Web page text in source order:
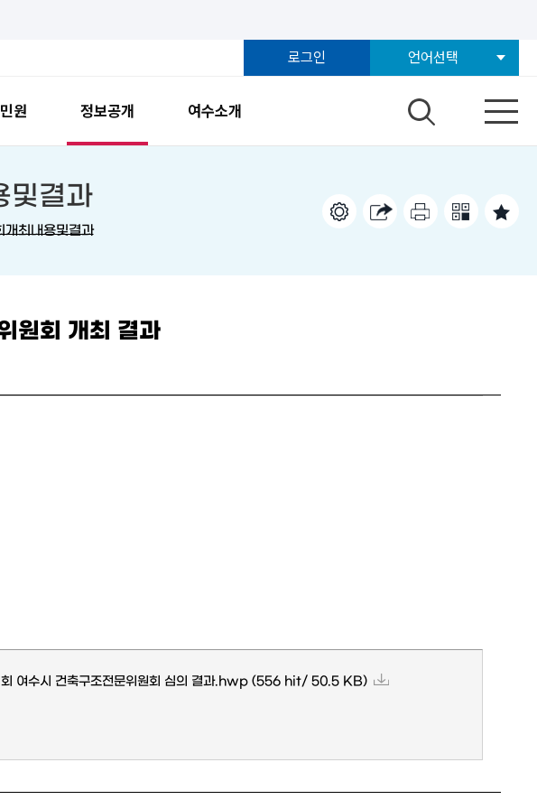
로그인 언어선택
원 정보공개 여수소개
및결과
개최내용및결과
원회 개최 결과
여수시 건축구조전문위원회 심의 결과.hwp (556 hit/ 50.5 KB)